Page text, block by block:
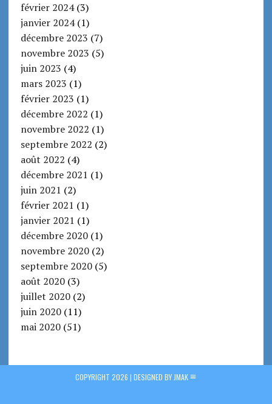
février 2024(3)
janvier 2024(1)
décembre 2023 (7)
novembre 2023 (5)
juin 2023 (4)
mars 2023 (1)
février 2023 (1)
décembre 2022 (1)
novembre 2022 (1)
septembre 2022 (2)
août 2022 (4)
décembre 2021 (1)
juin 2021 (2)
février 2021 (1)
janvier 2021 (1)
décembre 2020(1)
novembre 2020(2)
septembre 2020(5)
août 2020(3)
juillet 2020(2)
juin 2020(11)
mai 2020(51)
COPYRIGHT 2026 | DESIGNED BY JMAK